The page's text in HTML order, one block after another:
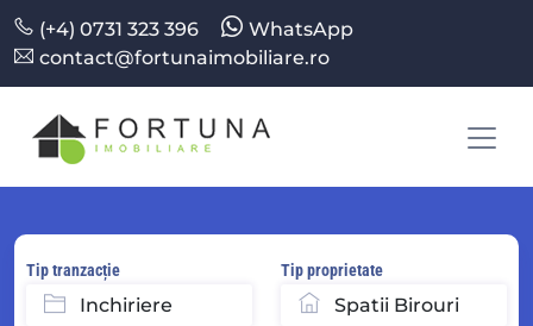
(+4) 0731 323 396
WhatsApp
contact@fortunaimobiliare.ro
Tip tranzacție Tip proprietate